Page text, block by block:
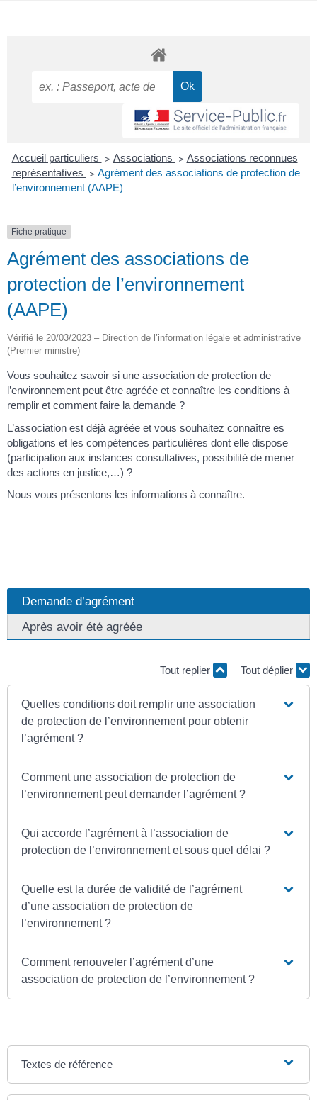
Accueil particuliers > Associations > Associations reconnues
représentatives > Agrément des associations de protection de
l’environnement (AAPE)
Fiche pratique
Agrément des associations de
protection de l’environnement
(AAPE)
Vérifié le 20/03/2023 – Direction de l’information légale et administrative
(Premier ministre)
Vous souhaitez savoir si une association de protection de
l’environnement peut être agréée et connaître les conditions à
remplir et comment faire la demande ?
L’association est déjà agréée et vous souhaitez connaître es
obligations et les compétences particulières dont elle dispose
(participation aux instances consultatives, possibilité de mener
des actions en justice,…) ?
Nous vous présentons les informations à connaître.
Demande d’agrément
Après avoir été agréée
Tout replier Tout déplier
Quelles conditions doit remplir une association
de protection de l’environnement pour obtenir
l’agrément ?
Comment une association de protection de
l’environnement peut demander l’agrément ?
Qui accorde l’agrément à l’association de
protection de l’environnement et sous quel délai ?
Quelle est la durée de validité de l’agrément
d’une association de protection de
l’environnement ?
Comment renouveler l’agrément d’une
association de protection de l’environnement ?
Textes de référence